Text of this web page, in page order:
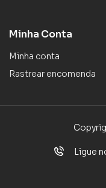
Minha Conta
Minha conta
Rastrear encomenda
Ligue